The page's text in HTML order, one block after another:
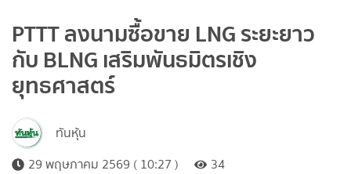
PTTT ลงนามซื้อขาย LNG ระยะยาว
กับ BLNG เสริมพันธมิตรเชิง
ยุทธศาสตร์
ทันหุ้น
29 พฤษภาคม 2569 ( 10:27 )
34